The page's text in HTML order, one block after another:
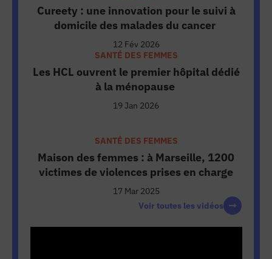
Cureety : une innovation pour le suivi à
domicile des malades du cancer
12 Fév 2026
Les HCL ouvrent le premier hôpital dédié
à la ménopause
19 Jan 2026
SANTÉ DES FEMMES
Maison des femmes : à Marseille, 1200
victimes de violences prises en charge
17 Mar 2025
SANTÉ DES FEMMES
Voir toutes les vidéos